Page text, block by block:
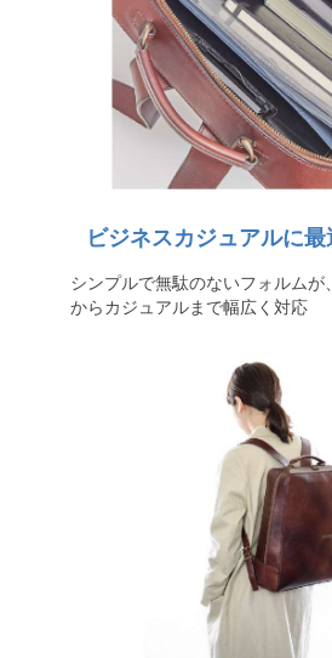
ビジネスカジュアルに
シンプルで無駄のないフォルムが
からカジュアルまで幅広く対応